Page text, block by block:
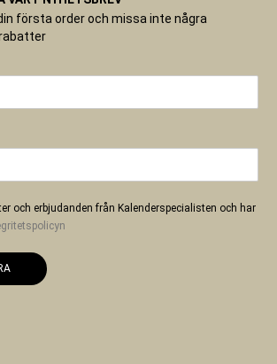
första order och missa inte några
och erbjudanden från Kalenderspecialisten och har